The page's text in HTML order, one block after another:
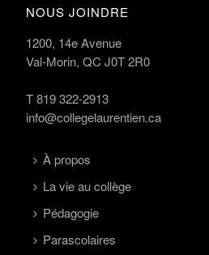
NOUS JOINDRE
1200, 14e Avenue
Val-Morin, QC J0T 2R0
T819 322-2913
info@collegelaurentien.ca
À propos
La vie au collège
Pédagogie
Parascolaires